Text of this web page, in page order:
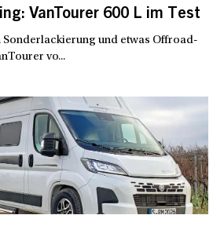
VanTourer 600 L im Test
und etwas Offroad-
vo...